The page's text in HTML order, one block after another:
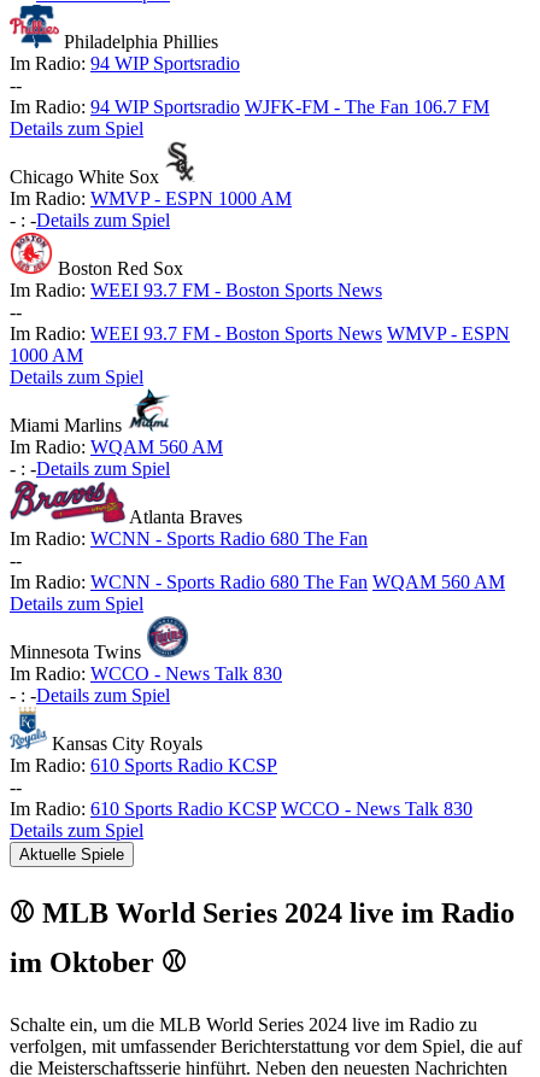
Philadelphia Phillies
Im Radio: 94 WIP Sportsradio
--
Im Radio: 94 WIP Sportsradio WJFK-FM - The Fan 106.7 FM
Details zum Spiel
Chicago White Sox
Im Radio: WMVP - ESPN 1000 AM
- : -Details zum Spiel
Boston Red Sox
Im Radio: WEEI 93.7 FM - Boston Sports News
--
Im Radio: WEEI 93.7 FM - Boston Sports News WMVP - ESPN
1000 AM
Details zum Spiel
Miami Marlins
Im Radio: WQAM 560 AM
- : -Details zum Spiel
Atlanta Braves
Im Radio: WCNN - Sports Radio 680 The Fan
--
Im Radio: WCNN - Sports Radio 680 The Fan WQAM 560 AM
Details zum Spiel
Minnesota Twins
Im Radio: WCCO - News Talk 830
- : -Details zum Spiel
Kansas City Royals
Im Radio: 610 Sports Radio KCSP
--
Im Radio: 610 Sports Radio KCSP WCCO - News Talk 830
Details zum Spiel
Aktuelle Spiele
⚾ MLB World Series 2024 live im Radio
im Oktober ⚾
Schalte ein, um die MLB World Series 2024 live im Radio zu
verfolgen, mit umfassender Berichterstattung vor dem Spiel, die auf
die Meisterschaftsserie hinführt. Neben den neuesten Nachrichten